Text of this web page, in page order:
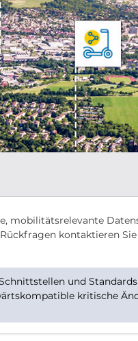
mobilitätsrelevante
kontaktieren
und
kritische